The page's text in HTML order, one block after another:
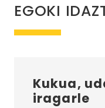
EGOKI
Kukua,
iragarle